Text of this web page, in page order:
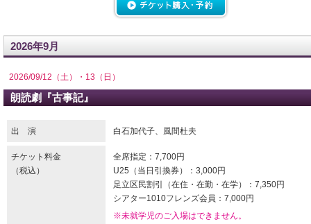
2026年9月
2026/09/12（土）・13（日）
朗読劇『古事記』
出 演 白石加代子、風間杜夫
チケット料金
（税込）
全席指定：7,700円
U25（当日引換券）：3,000円
足立区民割引（在住・在勤・在学）：7,350円
シアター1010フレンズ会員：7,000円
※未就学児のご入場はできません。